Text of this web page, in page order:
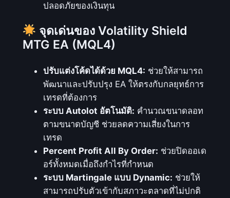
ปลอดภัยของเงินทุน
จุดเด่นของ Volatility Shield
MTG EA (MQL4)
ปรับแต่งโค้ดได้ด้วย MQL4: ช่วยให้สามารถ
พัฒนาและปรับปรุง EA ให้ตรงกับกลยุทธ์การ
เทรดที่ต้องการ
ระบบ Autolot อัตโนมัติ: คำนวณขนาดลอท
ตามขนาดบัญชี ช่วยลดความเสี่ยงในการ
เทรด
Percent Profit All By Order: ช่วยปิดออเด
อร์ทั้งหมดเมื่อถึงกำไรที่กำหนด
ระบบ Martingale แบบ Dynamic: ช่วยให้
สามารถปรับตัวเข้ากับสภาวะตลาดที่ไม่ปกติ